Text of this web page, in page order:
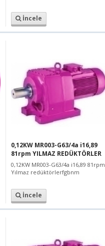
İncele
0,12KW MR003-G63/4a i16,89
81rpm YILMAZ REDÜKTÖRLER
0,12KW MR003-G63/4a i16,89 81rpm
Yılmaz redüktörlerfgbnm
İncele